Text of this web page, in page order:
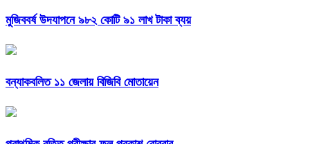
মুজিববর্ষ উদযাপনে ৯৮২ কোটি ৯১ লাখ টাকা ব্যয়
বন্যাকবলিত ১১ জেলায় বিজিবি মোতায়েন